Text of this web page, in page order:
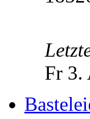
Fr 3.